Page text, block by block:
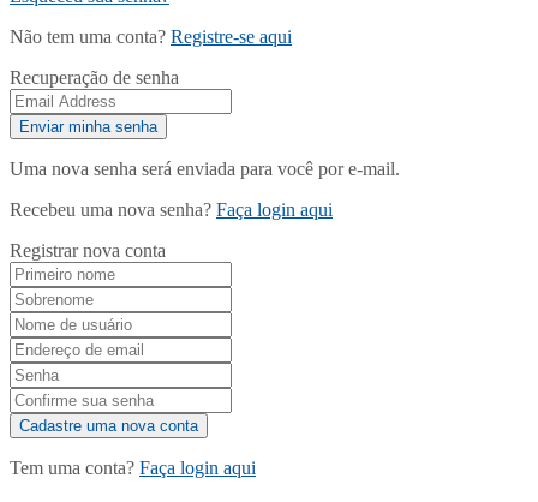
Não tem uma conta? Registre-se aqui
Recuperação de senha
Uma nova senha será enviada para você por e-mail.
Recebeu uma nova senha? Faça login aqui
Registrar nova conta
Tem uma conta? Faça login aqui